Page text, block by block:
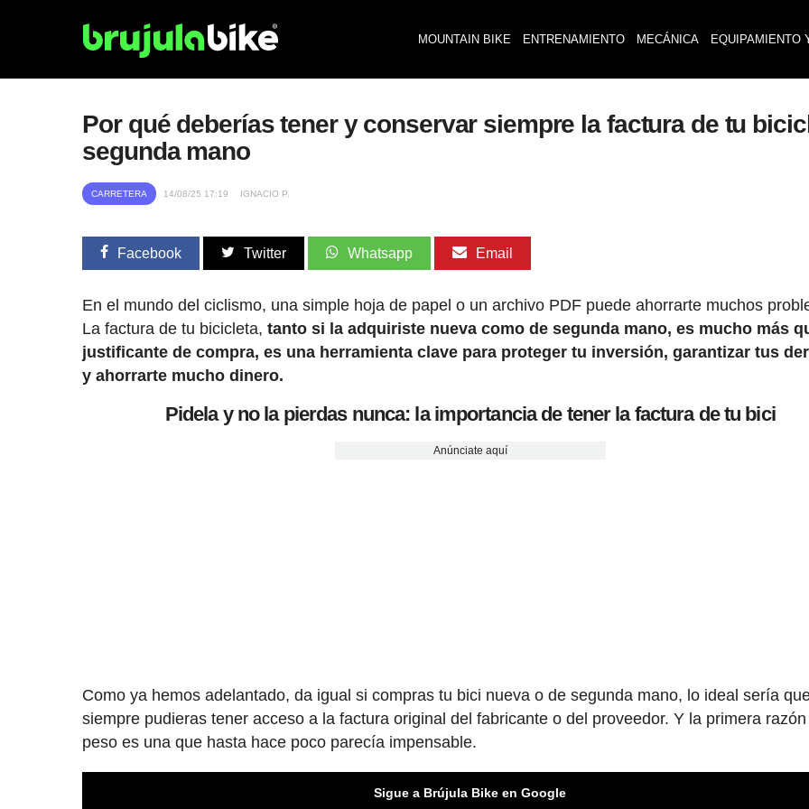
MOUNTAIN BIKE ENTRENAMIENTO MECÁNICA EQUIPAMIENTO
Por qué deberías tener y conservar siempre la factura de tu
segunda mano
CARRETERA 14/08/25 17:19 IGNACIO P.
Facebook Twitter Whatsapp Email
En el mundo del ciclismo, una simple hoja de papel o un archivo PDF puede ahorrarte muchos
La factura de tu bicicleta,tanto si la adquiriste nueva como de segunda mano, es mucho más
justificante de compra, es una herramienta clave para proteger tu inversión, garantizar tus
y ahorrarte mucho dinero.
Pidela y no la pierdas nunca: la importancia de tener la factura de tu bici
Anúnciate aquí
Como ya hemos adelantado, da igual si compras tu bici nueva o de segunda mano, lo ideal sería
siempre pudieras tener acceso a la factura original del fabricante o del proveedor. Y la primera
peso es una que hasta hace poco parecía impensable.
Sigue a Brújula Bike en Google